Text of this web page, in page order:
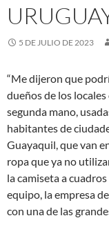
5 DE JULIO DE 2023
“Me dijeron que
dueños de los
segunda mano,
habitantes de
Guayaquil, que van
ropa que ya no
la camiseta a
equipo, la empresa
con una de las